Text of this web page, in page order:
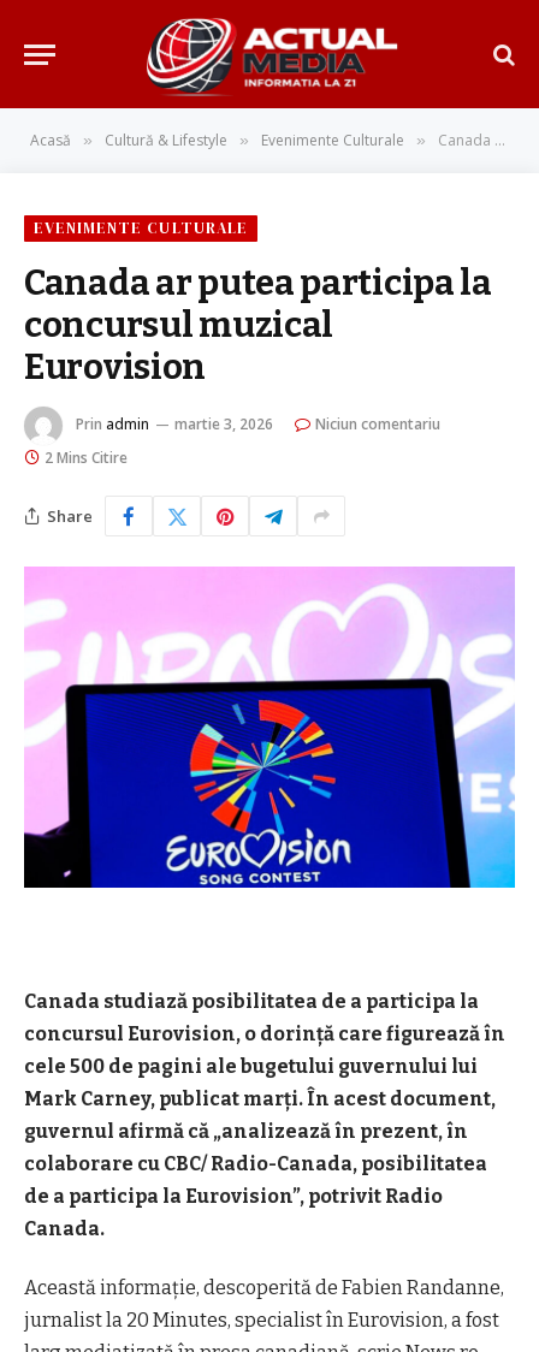
Acasă » Cultură & Lifestyle » Evenimente Culturale » Canada ar putea participa la concursul muzical Eurovision
EVENIMENTE CULTURALE
Canada ar putea participa la
concursul muzical
Eurovision
Prin admin martie 3, 2026
Niciun comentariu
2 Mins Citire
Share
Canada studiază posibilitatea de a participa la
concursul Eurovision, o dorinţă care figurează în
cele 500 de pagini ale bugetului guvernului lui
Mark Carney, publicat marţi. În acest document,
guvernul afirmă că „analizează în prezent, în
colaborare cu CBC/ Radio-Canada, posibilitatea
de a participa la Eurovision”, potrivit Radio
Canada.
Această informaţie, descoperită de Fabien Randanne,
jurnalist la 20 Minutes, specialist în Eurovision, a fost